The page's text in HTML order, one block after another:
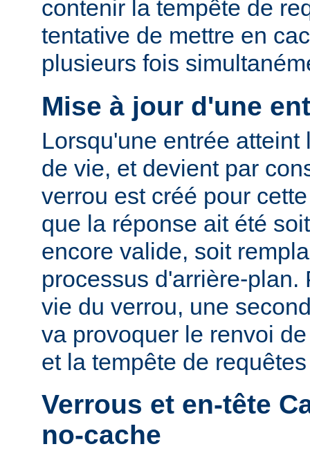
contenir la tempête de
tentative de mettre en
plusieurs fois
Mise à jour d'une
Lorsqu'une entrée
de vie, et devient par
verrou est créé pour
que la réponse ait été
encore valide, soit
processus d'arrière-plan.
vie du verrou, une
va provoquer le renvoi
et la tempête de
Verrous et en-tête
no-cache